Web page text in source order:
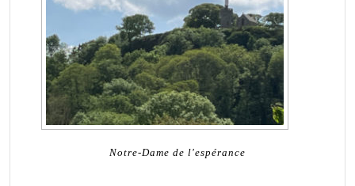
Notre-Dame de l'espérance